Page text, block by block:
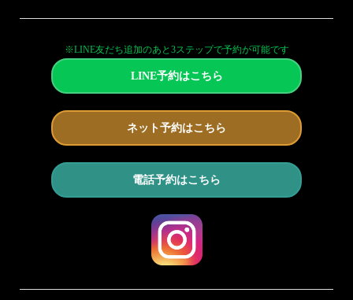
※LINE友だち追加のあと3ステップで予約が可能です
LINE予約はこちら
ネット予約はこちら
電話予約はこちら